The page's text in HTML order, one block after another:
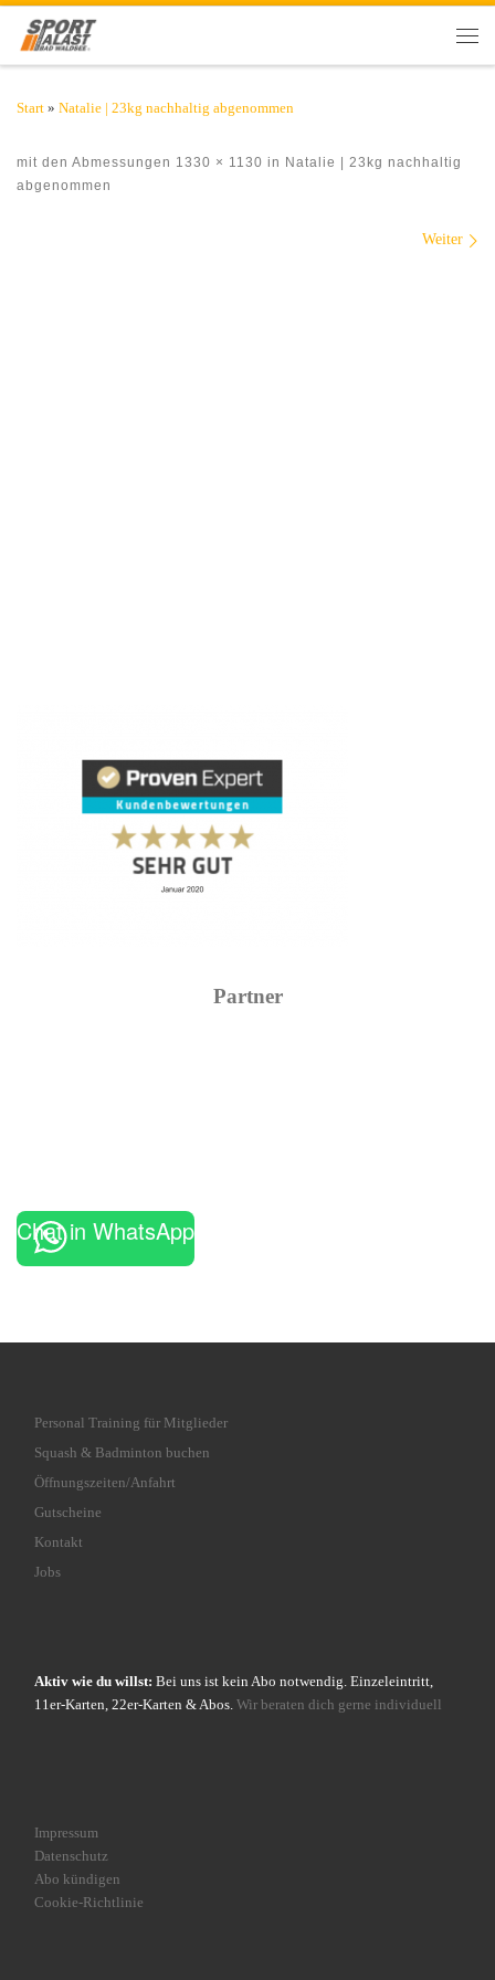
Zum Inhalt springen
Start » Natalie | 23kg nachhaltig abgenommen
mit den Abmessungen 1330 × 1130 in Natalie | 23kg nachhaltig
abgenommen
Weiter
Partner
Chat in WhatsApp
Personal Training für Mitglieder
Squash & Badminton buchen
Öffnungszeiten/Anfahrt
Gutscheine
Kontakt
Jobs
Aktiv wie du willst: Bei uns ist kein Abo notwendig. Einzeleintritt,
11er-Karten, 22er-Karten & Abos. Wir beraten dich gerne individuell
Impressum
Datenschutz
Abo kündigen
Cookie-Richtlinie